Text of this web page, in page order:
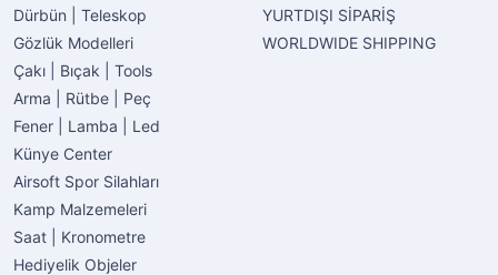
Dürbün | Teleskop
Gözlük Modelleri
Çakı | Bıçak | Tools
Arma | Rütbe | Peç
Fener | Lamba | Led
Künye Center
Airsoft Spor Silahları
Kamp Malzemeleri
Saat | Kronometre
Hediyelik Objeler
YURTDIŞI SİPARİŞ
WORLDWIDE SHIPPING